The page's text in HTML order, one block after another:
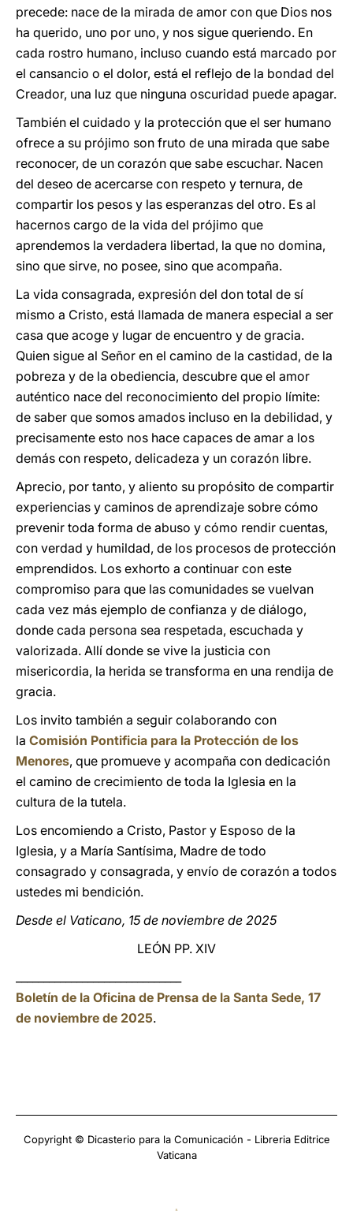
precede: nace de la mirada de amor con que Dios nos
ha querido, uno por uno, y nos sigue queriendo. En
cada rostro humano, incluso cuando está marcado por
el cansancio o el dolor, está el reflejo de la bondad del
Creador, una luz que ninguna oscuridad puede apagar.
También el cuidado y la protección que el ser humano
ofrece a su prójimo son fruto de una mirada que sabe
reconocer, de un corazón que sabe escuchar. Nacen
del deseo de acercarse con respeto y ternura, de
compartir los pesos y las esperanzas del otro. Es al
hacernos cargo de la vida del prójimo que
aprendemos la verdadera libertad, la que no domina,
sino que sirve, no posee, sino que acompaña.
La vida consagrada, expresión del don total de sí
mismo a Cristo, está llamada de manera especial a ser
casa que acoge y lugar de encuentro y de gracia.
Quien sigue al Señor en el camino de la castidad, de la
pobreza y de la obediencia, descubre que el amor
auténtico nace del reconocimiento del propio límite:
de saber que somos amados incluso en la debilidad, y
precisamente esto nos hace capaces de amar a los
demás con respeto, delicadeza y un corazón libre.
Aprecio, por tanto, y aliento su propósito de compartir
experiencias y caminos de aprendizaje sobre cómo
prevenir toda forma de abuso y cómo rendir cuentas,
con verdad y humildad, de los procesos de protección
emprendidos. Los exhorto a continuar con este
compromiso para que las comunidades se vuelvan
cada vez más ejemplo de confianza y de diálogo,
donde cada persona sea respetada, escuchada y
valorizada. Allí donde se vive la justicia con
misericordia, la herida se transforma en una rendija de
gracia.
Los invito también a seguir colaborando con
la Comisión Pontificia para la Protección de los
Menores, que promueve y acompaña con dedicación
el camino de crecimiento de toda la Iglesia en la
cultura de la tutela.
Los encomiendo a Cristo, Pastor y Esposo de la
Iglesia, y a María Santísima, Madre de todo
consagrado y consagrada, y envío de corazón a todos
ustedes mi bendición.
Desde el Vaticano, 15 de noviembre de 2025
LEÓN PP. XIV
Boletín de la Oficina de Prensa de la Santa Sede, 17
de noviembre de 2025.
Copyright © Dicasterio para la Comunicación - Libreria Editrice
Vaticana